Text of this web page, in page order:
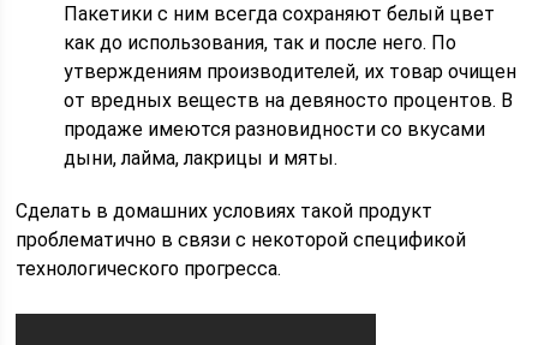
Пакетики с ним всегда сохраняют белый цвет
как до использования, так и после него. По
утверждениям производителей, их товар очищен
от вредных веществ на девяносто процентов. В
продаже имеются разновидности со вкусами
дыни, лайма, лакрицы и мяты.
Сделать в домашних условиях такой продукт
проблематично в связи с некоторой спецификой
технологического прогресса.